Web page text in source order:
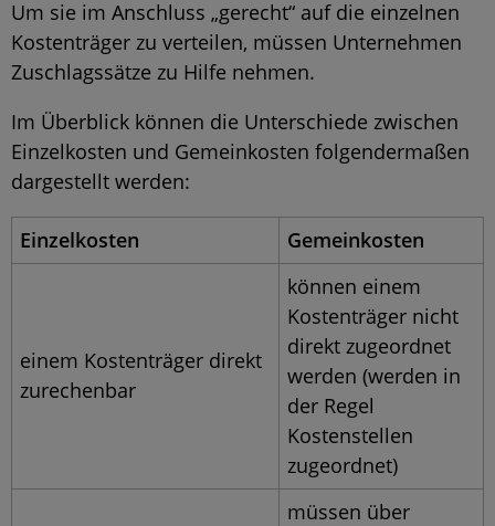
Um sie im Anschluss „gerecht“ auf die einzelnen
Kostenträger zu verteilen, müssen Unternehmen
Zuschlagssätze zu Hilfe nehmen.
Im Überblick können die Unterschiede zwischen
Einzelkosten und Gemeinkosten folgendermaßen
dargestellt werden:
Einzelkosten Gemeinkosten
einem Kostenträger direkt
zurechenbar
können einem
Kostenträger nicht
direkt zugeordnet
werden (werden in
der Regel
Kostenstellen
zugeordnet)
müssen über